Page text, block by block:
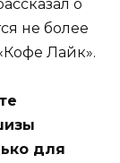
о
не более
Лайк».
для